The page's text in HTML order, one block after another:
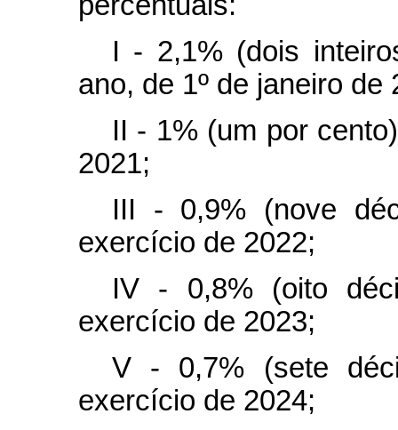
I - 2,1% (dois
ano, de 1º de janeiro
II - 1% (um por
2021;
III - 0,9% (nove
exercício de 2022;
IV - 0,8% (oito
exercício de 2023;
V - 0,7% (sete
exercício de 2024;